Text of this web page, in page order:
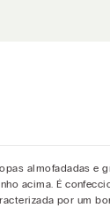
almofadadas e
acima. É
por um